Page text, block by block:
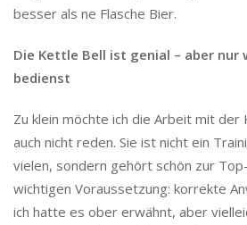
besser als ne Flasche Bier.
Die Kettle Bell ist genial – aber nur
bedienst
Zu klein möchte ich die Arbeit mit
auch nicht reden. Sie ist nicht ein
vielen, sondern gehört schön zur
wichtigen Voraussetzung: korrekte
ich hatte es ober erwähnt, aber